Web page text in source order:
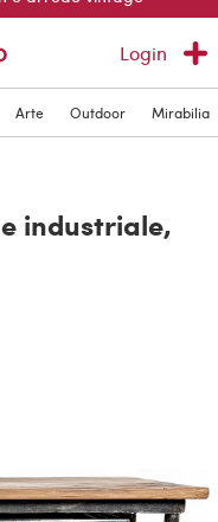
Login
Arte Outdoor Mirabilia
industriale,